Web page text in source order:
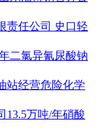
责任公司 史口轻
二氯异氰尿酸钠
站经营危险化学
13.5万吨/年硝酸